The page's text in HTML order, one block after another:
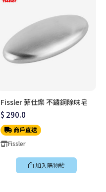
Fissler 菲仕樂 不鏽鋼除味皂
$ 290.0
商戶直送
Fissler
加入購物籃